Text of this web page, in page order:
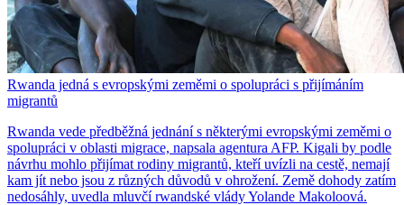
Rwanda jedná s evropskými zeměmi o spolupráci s přijímáním
migrantů
Rwanda vede předběžná jednání s některými evropskými zeměmi o
spolupráci v oblasti migrace, napsala agentura AFP. Kigali by podle
návrhu mohlo přijímat rodiny migrantů, kteří uvízli na cestě, nemají
kam jít nebo jsou z různých důvodů v ohrožení. Země dohody zatím
nedosáhly, uvedla mluvčí rwandské vlády Yolande Makoloová.